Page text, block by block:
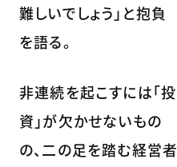
難しいでしょう」と抱負
を語る。
非連続を起こすには「投
資」が欠かせないもの
の、二の足を踏む経営者